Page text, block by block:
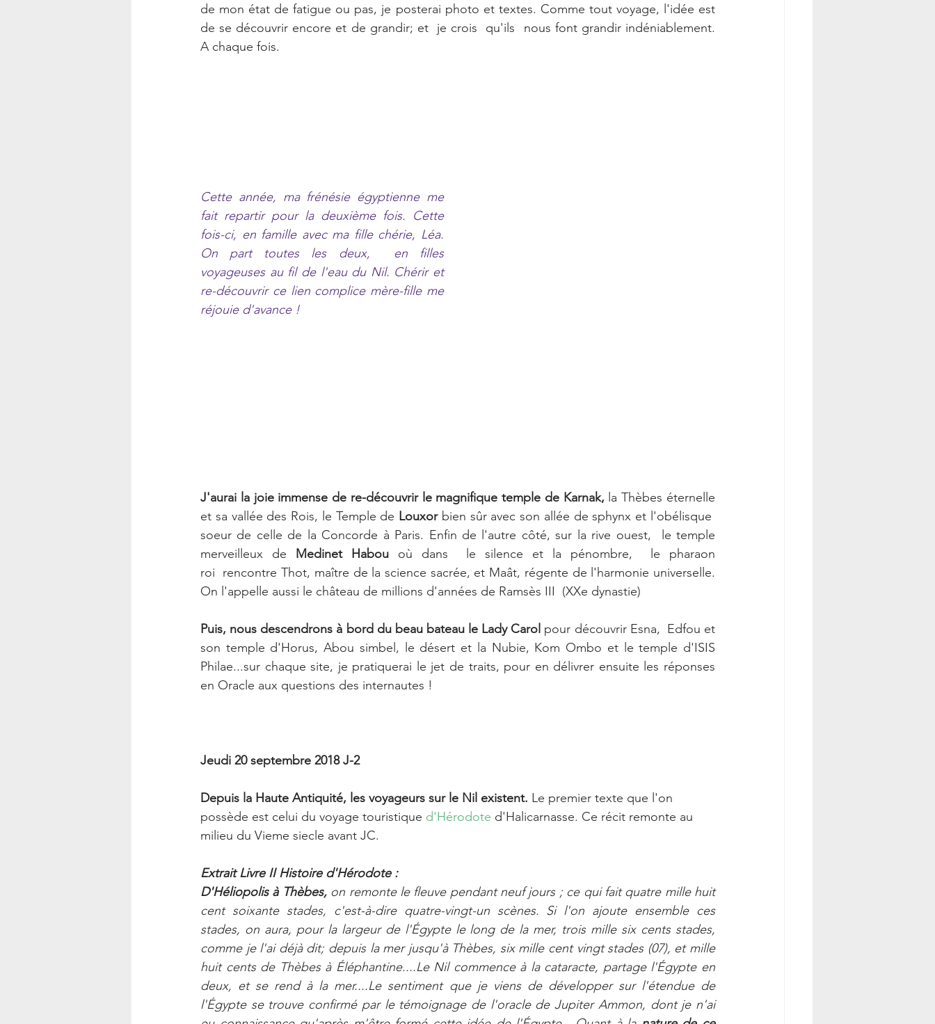
de mon état de fatigue ou pas, je posterai photo et textes. Comme tout voyage, l'idée est
de se découvrir encore et de grandir; et  je crois  qu'ils  nous font grandir indéniablement.
A chaque fois.
Cette année, ma frénésie égyptienne me
fait repartir pour la deuxième fois. Cette
fois-ci, en famille avec ma fille chérie, Léa.
On part toutes les deux,  en filles
voyageuses au fil de l'eau du Nil. Chérir et
re-découvrir ce lien complice mère-fille me
réjouie d'avance !
J'aurai la joie immense de re-découvrir le magnifique temple de Karnak, la Thèbes éternelle
et sa vallée des Rois, le Temple de Louxor bien sûr avec son allée de sphynx et l'obélisque
soeur de celle de la Concorde à Paris. Enfin de l'autre côté, sur la rive ouest,  le temple
merveilleux de Medinet Habou où dans  le silence et la pénombre,  le pharaon
roi  rencontre Thot, maître de la science sacrée, et Maât, régente de l'harmonie universelle.
On l'appelle aussi le château de millions d'années de Ramsès III  (XXe dynastie)
Puis, nous descendrons à bord du beau bateau le Lady Carol pour découvrir Esna,  Edfou et
son temple d'Horus, Abou simbel, le désert et la Nubie, Kom Ombo et le temple d'ISIS
Philae...sur chaque site, je pratiquerai le jet de traits, pour en délivrer ensuite les réponses
en Oracle aux questions des internautes !
Jeudi 20 septembre 2018 J-2
Depuis la Haute Antiquité, les voyageurs sur le Nil existent. Le premier texte que l'on
possède est celui du voyage touristique d'Hérodote d'Halicarnasse. Ce récit remonte au
milieu du Vieme siecle avant JC.
Extrait Livre II Histoire d'Hérodote :
D'Héliopolis à Thèbes, on remonte le fleuve pendant neuf jours ; ce qui fait quatre mille huit
cent soixante stades, c'est-à-dire quatre-vingt-un scènes. Si l'on ajoute ensemble ces
stades, on aura, pour la largeur de l'Égypte le long de la mer, trois mille six cents stades,
comme je l'ai déjà dit; depuis la mer jusqu'à Thèbes, six mille cent vingt stades (07), et mille
huit cents de Thèbes à Éléphantine....Le Nil commence à la cataracte, partage l'Égypte en
deux, et se rend à la mer....Le sentiment que je viens de développer sur l'étendue de
l'Égypte se trouve confirmé par le témoignage de l'oracle de Jupiter Ammon, dont je n'ai